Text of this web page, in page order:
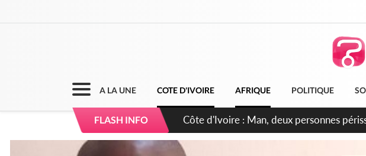
A LA UNE COTE D'IVOIRE AFRIQUE POLITIQUE
FLASH INFO
Côte d'Ivoire : Séileu, la célébration de la
dépigmentants dangereux